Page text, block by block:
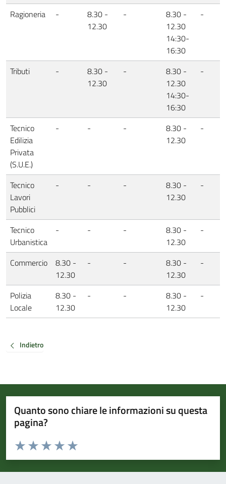
Ragioneria -
8.30 -
12.30
-
8.30 -
12.30
14:30-
16:30
-
Tributi -
8.30 -
12.30
-
8.30 -
12.30
14:30-
16:30
-
Tecnico
Edilizia
Privata
(S.U.E.)
- - -
8.30 -
12.30
-
Tecnico
Lavori
Pubblici
- - -
8.30 -
12.30
-
Tecnico
Urbanistica
- - -
8.30 -
12.30
-
Commercio
8.30 -
12.30
- -
8.30 -
12.30
-
Polizia
Locale
8.30 -
12.30
- -
8.30 -
12.30
-
Indietro
Quanto sono chiare le informazioni su questa
pagina?
Valuta da 1 a 5 stelle la pagina
Valuta 5 stelle su 5
Valuta 4 stelle su 5
Valuta 3 stelle su 5
Valuta 2 stelle su 5
Valuta 1 stelle su 5